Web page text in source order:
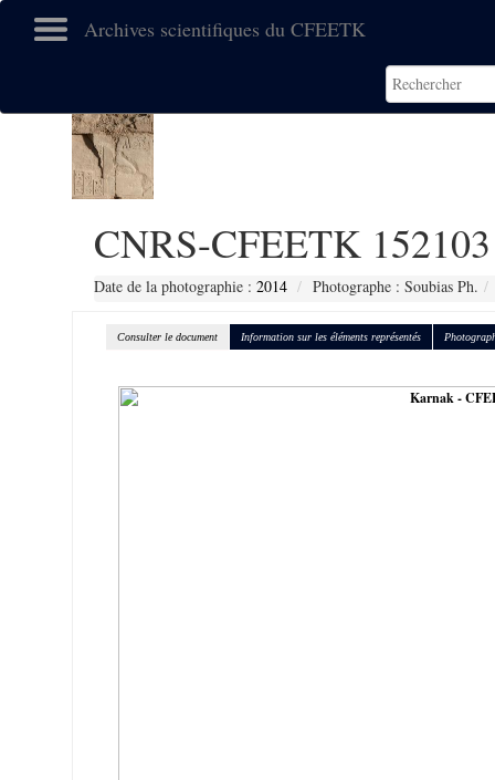
Archives scientifiques du CFEETK
CNRS-CFEETK 152103
Date de la photographie : 2014 Photographe : Soubias Ph.
Consulter le document Information sur les éléments représentés